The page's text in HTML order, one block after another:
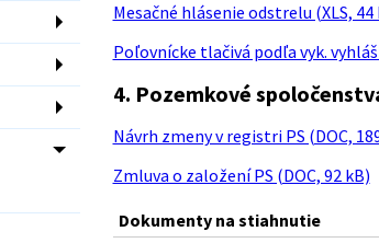
Mesačné hlásenie odstrelu (XLS, 44
Poľovnícke tlačivá podľa vyk.
4. Pozemkové
Návrh zmeny v registri PS (DOC,
Zmluva o založení PS (DOC, 92 kB)
Dokumenty na stiahnutie